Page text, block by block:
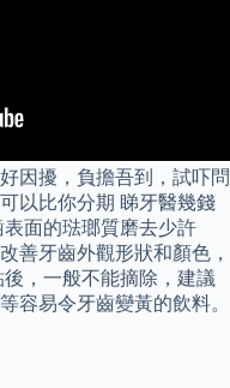
因擾，負擔吾到，試吓問
以比你分期 睇牙醫幾錢
面的琺瑯質磨去少許
善牙齒外觀形狀和顏色，
，一般不能摘除，建議
容易令牙齒變黃的飲料。